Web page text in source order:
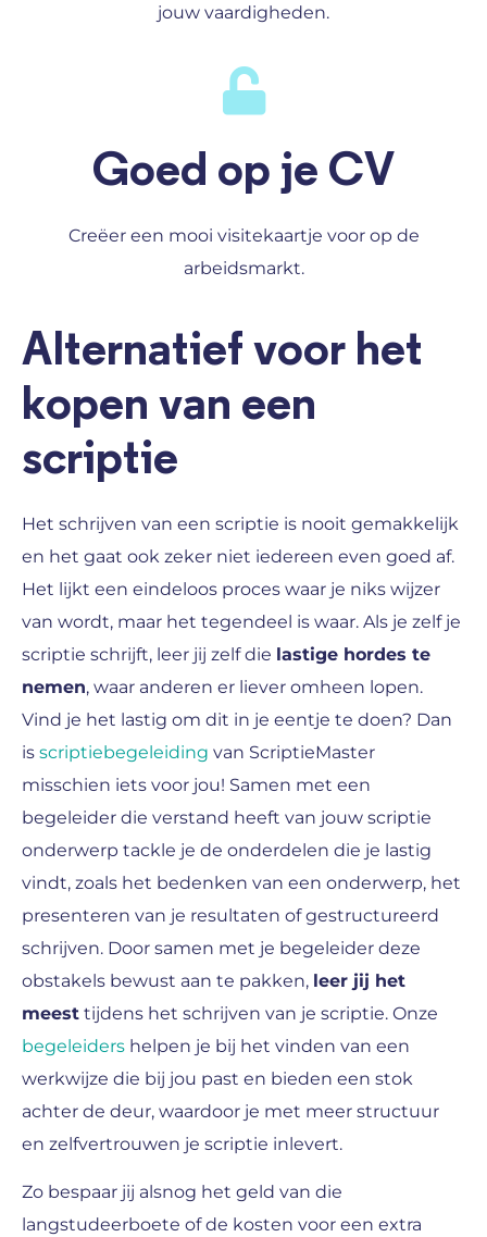
jouw vaardigheden.
Goed op je CV
Creëer een mooi visitekaartje voor op de
arbeidsmarkt.
Alternatief voor het
kopen van een
scriptie
Het schrijven van een scriptie is nooit gemakkelijk
en het gaat ook zeker niet iedereen even goed af.
Het lijkt een eindeloos proces waar je niks wijzer
van wordt, maar het tegendeel is waar. Als je zelf je
scriptie schrijft, leer jij zelf die lastige hordes te
nemen, waar anderen er liever omheen lopen.
Vind je het lastig om dit in je eentje te doen? Dan
is scriptiebegeleiding van ScriptieMaster
misschien iets voor jou! Samen met een
begeleider die verstand heeft van jouw scriptie
onderwerp tackle je de onderdelen die je lastig
vindt, zoals het bedenken van een onderwerp, het
presenteren van je resultaten of gestructureerd
schrijven. Door samen met je begeleider deze
obstakels bewust aan te pakken, leer jij het
meest tijdens het schrijven van je scriptie. Onze
begeleiders helpen je bij het vinden van een
werkwijze die bij jou past en bieden een stok
achter de deur, waardoor je met meer structuur
en zelfvertrouwen je scriptie inlevert.
Zo bespaar jij alsnog het geld van die
langstudeerboete of de kosten voor een extra